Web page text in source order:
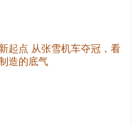
起点 从张雪机车夺冠，看
造的底气